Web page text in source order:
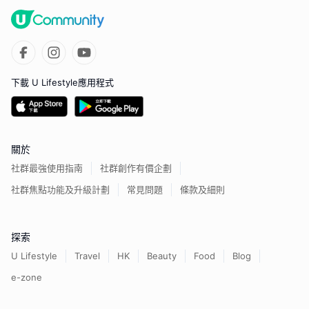
下載 U Lifestyle應用程式
關於
社群最強使用指南
社群創作有價企劃
社群焦點功能及升級計劃
常見問題 條款及細則
探索
U Lifestyle Travel HK Beauty Food
Blog
e-zone